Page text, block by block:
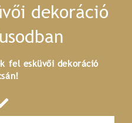
dekoráció
fel esküvői dekoráció